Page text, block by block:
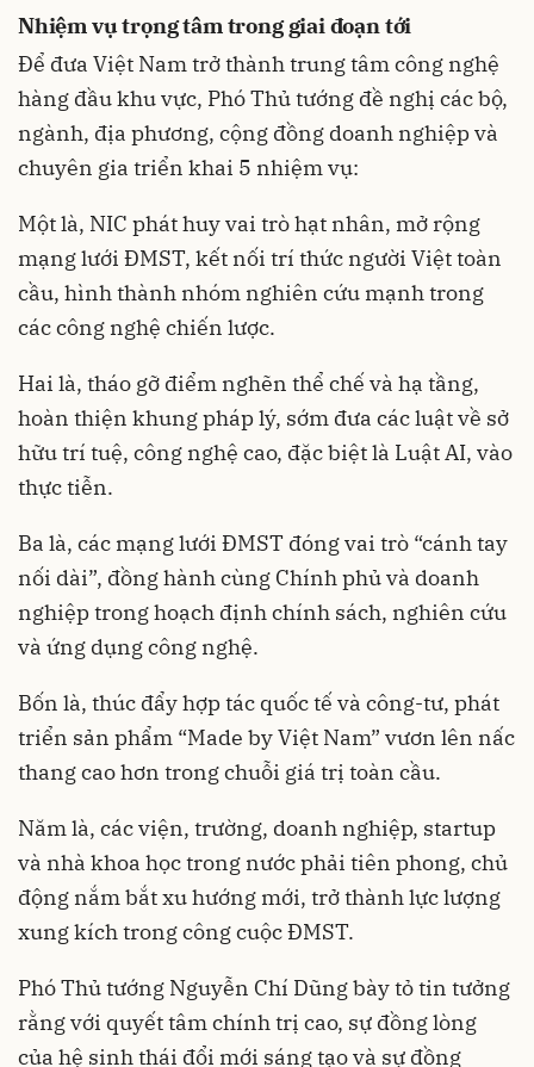
Nhiệm vụ trọng tâm trong giai đoạn tới
Để đưa Việt Nam trở thành trung tâm công nghệ
hàng đầu khu vực, Phó Thủ tướng đề nghị các bộ,
ngành, địa phương, cộng đồng doanh nghiệp và
chuyên gia triển khai 5 nhiệm vụ:
Một là, NIC phát huy vai trò hạt nhân, mở rộng
mạng lưới ĐMST, kết nối trí thức người Việt toàn
cầu, hình thành nhóm nghiên cứu mạnh trong
các công nghệ chiến lược.
Hai là, tháo gỡ điểm nghẽn thể chế và hạ tầng,
hoàn thiện khung pháp lý, sớm đưa các luật về sở
hữu trí tuệ, công nghệ cao, đặc biệt là Luật AI, vào
thực tiễn.
Ba là, các mạng lưới ĐMST đóng vai trò “cánh tay
nối dài”, đồng hành cùng Chính phủ và doanh
nghiệp trong hoạch định chính sách, nghiên cứu
và ứng dụng công nghệ.
Bốn là, thúc đẩy hợp tác quốc tế và công-tư, phát
triển sản phẩm “Made by Việt Nam” vươn lên nấc
thang cao hơn trong chuỗi giá trị toàn cầu.
Năm là, các viện, trường, doanh nghiệp, startup
và nhà khoa học trong nước phải tiên phong, chủ
động nắm bắt xu hướng mới, trở thành lực lượng
xung kích trong công cuộc ĐMST.
Phó Thủ tướng Nguyễn Chí Dũng bày tỏ tin tưởng
rằng với quyết tâm chính trị cao, sự đồng lòng
của hệ sinh thái đổi mới sáng tạo và sự đồng